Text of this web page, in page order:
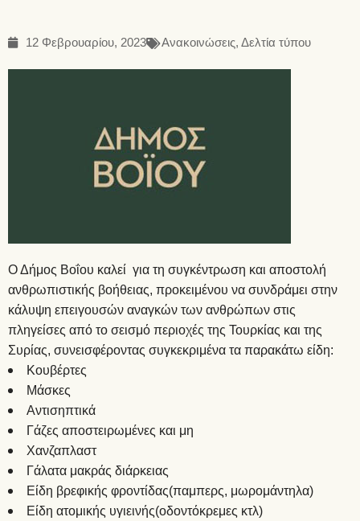
12 Φεβρουαρίου, 2023 Ανακοινώσεις,Δελτία τύπου
Ο Δήμος Βοΐου καλεί για τη συγκέντρωση και αποστολή
ανθρωπιστικής βοήθειας, προκειμένου να συνδράμει στην
κάλυψη επειγουσών αναγκών των ανθρώπων στις
πληγείσες από το σεισμό περιοχές της Τουρκίας και της
Συρίας, συνεισφέροντας συγκεκριμένα τα παρακάτω είδη:
Κουβέρτες
Μάσκες
Αντισηπτικά
Γάζες αποστειρωμένες και μη
Χανζαπλαστ
Γάλατα μακράς διάρκειας
Είδη βρεφικής φροντίδας(παμπερς, μωρομάντηλα)
Είδη ατομικής υγιεινής(οδοντόκρεμες κτλ)